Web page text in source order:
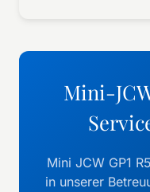
Mini-
Mini JCW GP1
in unserer